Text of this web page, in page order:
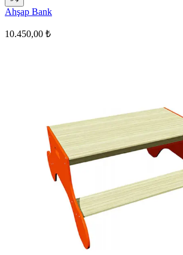
Ahşap Bank
10.450,00 ₺